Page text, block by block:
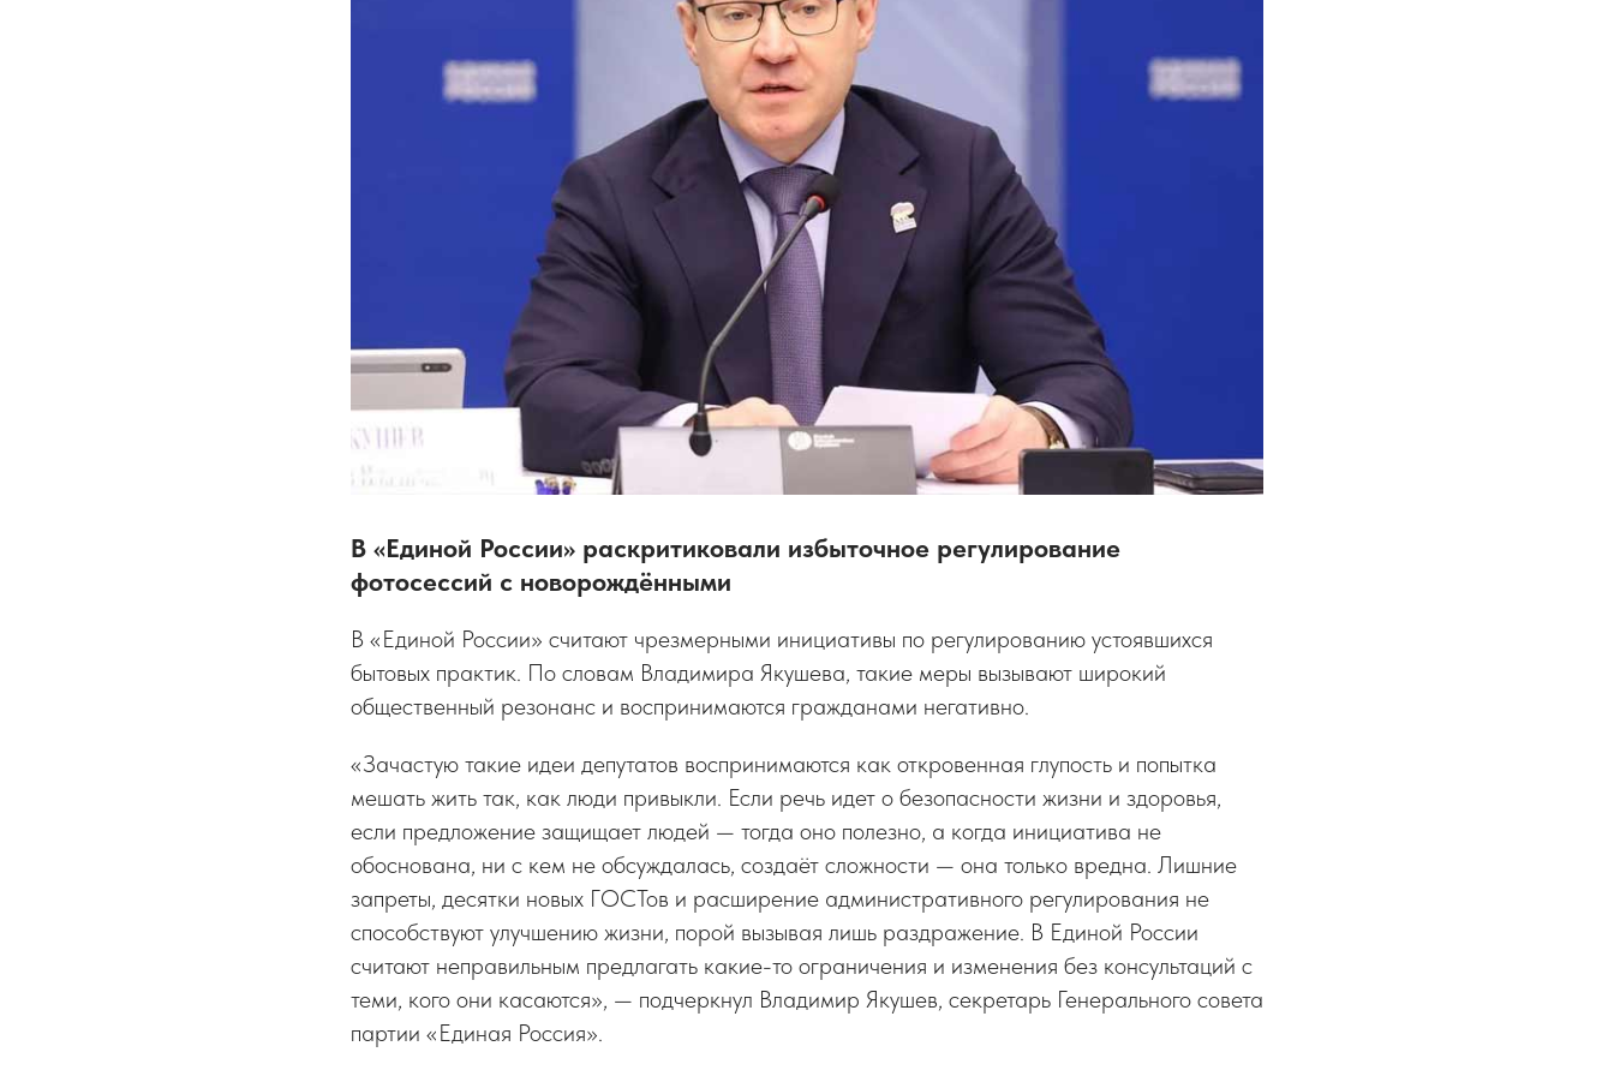
В «Единой России» раскритиковали избыточное регулирование
фотосессий с новорождёнными
В «Единой России» считают чрезмерными инициативы по регулированию устоявшихся
бытовых практик. По словам Владимира Якушева, такие меры вызывают широкий
общественный резонанс и воспринимаются гражданами негативно.
«Зачастую такие идеи депутатов воспринимаются как откровенная глупость и попытка
мешать жить так, как люди привыкли. Если речь идет о безопасности жизни и здоровья,
если предложение защищает людей — тогда оно полезно, а когда инициатива не
обоснована, ни с кем не обсуждалась, создаёт сложности — она только вредна. Лишние
запреты, десятки новых ГОСТов и расширение административного регулирования не
способствуют улучшению жизни, порой вызывая лишь раздражение. В Единой России
считают неправильным предлагать какие-то ограничения и изменения без консультаций с
теми, кого они касаются», — подчеркнул Владимир Якушев, секретарь Генерального совета
партии «Единая Россия».